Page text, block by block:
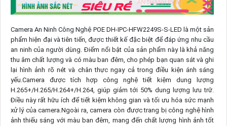
Camera An Ninh Công Nghệ POE DH-IPC-HFW2249S-S-LED là một sản
phẩm hiện đại và tiên tiến, được thiết kế đặc biệt để đáp ứng nhu cầu
an ninh của người dùng. Điểm nổi bật của sản phẩm này là khả năng
thu âm chất lượng và có màu ban đêm, cho phép bạn quan sát và ghi
lại hình ảnh rõ nét và chân thực ngay cả trong điều kiện ánh sáng
yếu.Camera được tích hợp công nghệ tiết kiệm dung lượng
H.265+/H.265/H.264+/H.264, giúp giảm tới 50% dung lượng lưu trữ.
Điều này rất hữu ích để tiết kiệm không gian và tối ưu hóa sức mạnh
xử lý của camera.Ngoài ra, camera còn được trang bị công nghệ hình
ảnh thiếu sáng với màu ban đêm, mang đến chất lượng hình ảnh tốt